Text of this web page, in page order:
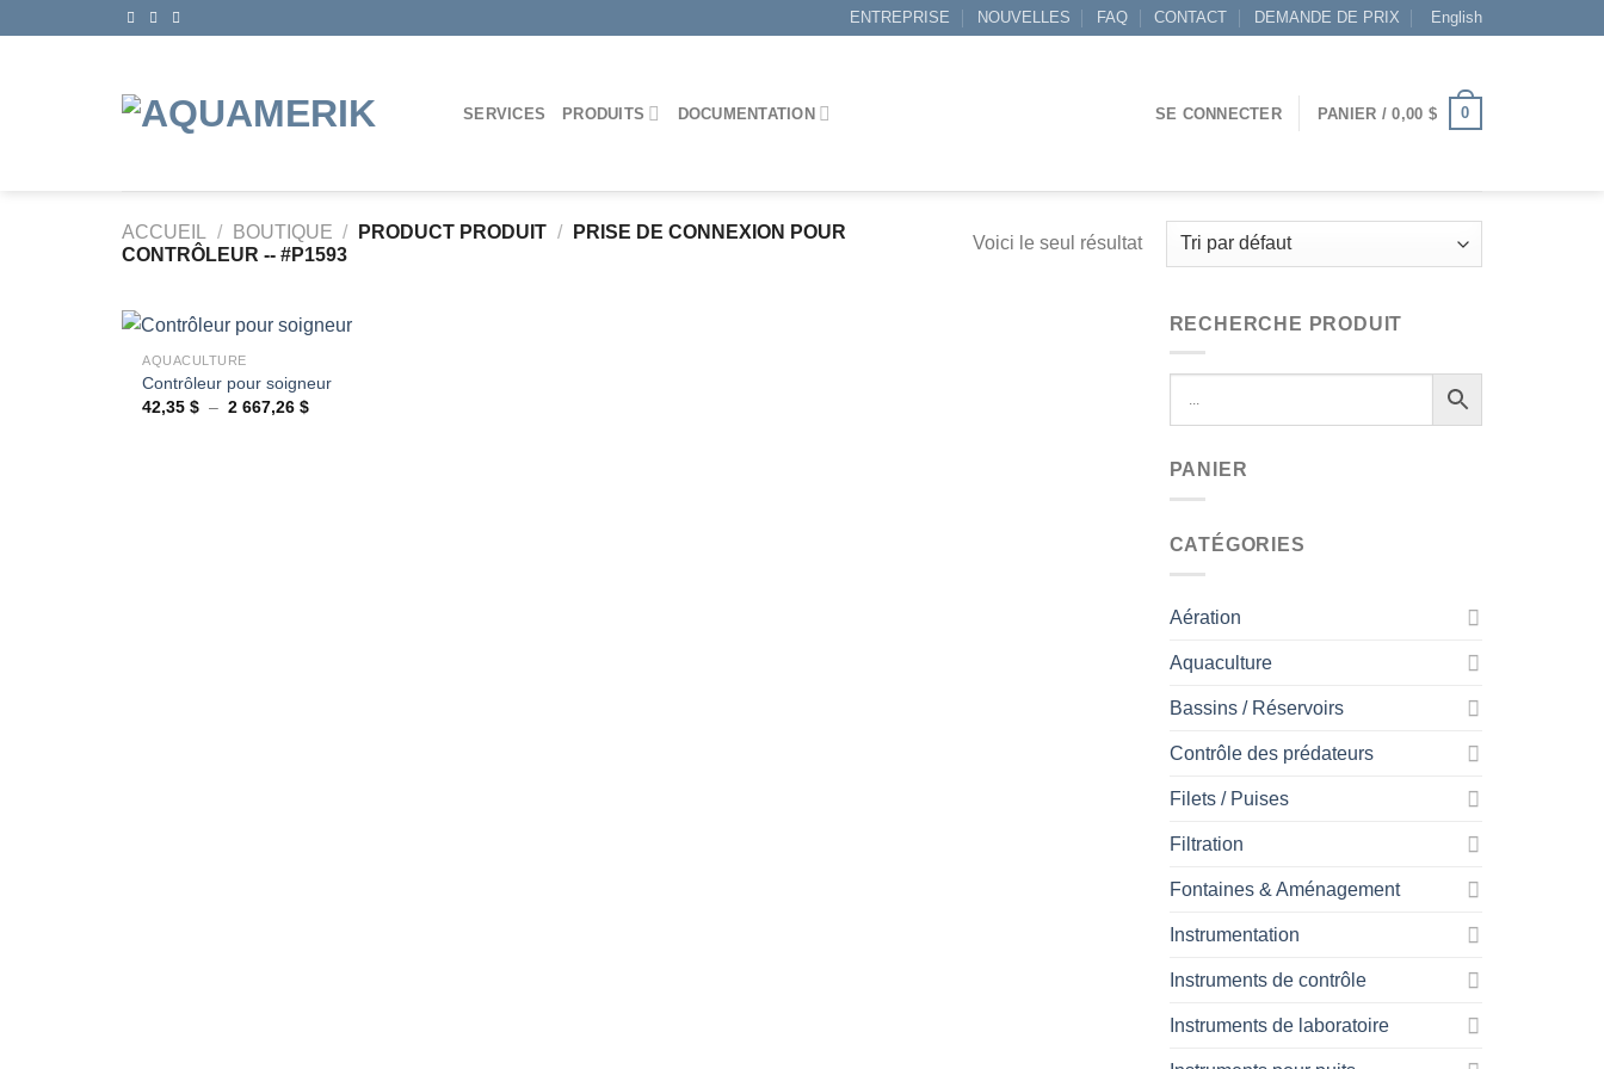
ENTREPRISE NOUVELLES FAQ CONTACT DEMANDE DE PRIX English
SERVICES PRODUITS DOCUMENTATION SE CONNECTER PANIER /0,00 $ 0
ACCUEIL / BOUTIQUE / PRODUCT PRODUIT /
PRISE DE CONNEXION POUR
CONTRÔLEUR -- #P1593
Voici le seul résultat
Ajouter
+
AQUACULTURE
Contrôleur pour soigneur
42,35$ – 2 667,26$Plage
RECHERCHE PRODUIT
PANIER
CATÉGORIES
Aération
Aquaculture
Bassins / Réservoirs
Contrôle des prédateurs
Filets / Puises
Filtration
Fontaines & Aménagement
Instrumentation
Instruments de contrôle
Instruments de laboratoire